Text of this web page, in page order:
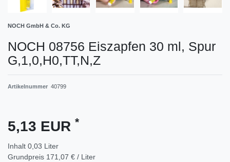
NOCH GmbH & Co. KG
NOCH 08756 Eiszapfen 30 ml, Spur
G,1,0,H0,TT,N,Z
Artikelnummer 40799
5,13 EUR *
Inhalt 0,03 Liter
Grundpreis 171,07 € / Liter